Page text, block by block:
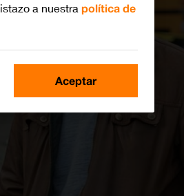
a nuestra política de
Aceptar